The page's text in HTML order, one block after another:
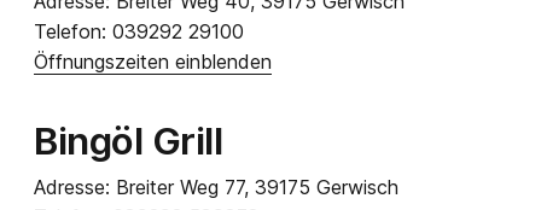
Telefon: 039292 29100
Öffnungszeiten einblenden
Bingöl Grill
Adresse: Breiter Weg 77, 39175 Gerwisch